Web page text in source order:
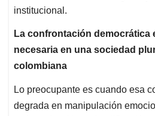
institucional.
La confrontación democrática
necesaria en una sociedad
colombiana
Lo preocupante es cuando esa
degrada en manipulación